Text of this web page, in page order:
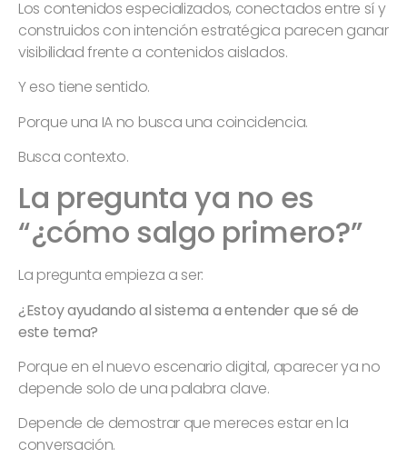
Los contenidos especializados, conectados entre sí y
construidos con intención estratégica parecen ganar
visibilidad frente a contenidos aislados.
Y eso tiene sentido.
Porque una IA no busca una coincidencia.
Busca contexto.
La pregunta ya no es
“¿cómo salgo primero?”
La pregunta empieza a ser:
¿Estoy ayudando al sistema a entender que sé de
este tema?
Porque en el nuevo escenario digital, aparecer ya no
depende solo de una palabra clave.
Depende de demostrar que mereces estar en la
conversación.